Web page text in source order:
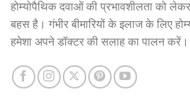
होम्योपैथिक दवाओं की प्रभावशीलता को
बहस है। गंभीर बीमारियों के इलाज के लिए
हमेशा अपने डॉक्टर की सलाह का पालन करें।